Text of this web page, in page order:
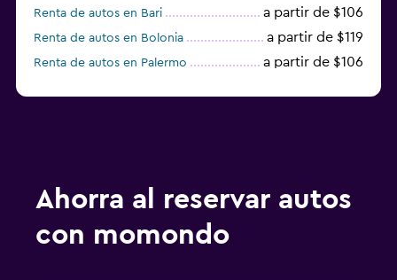
Renta de autos en Bari a partir de $106
Renta de autos en Bolonia a partir de $119
Renta de autos en Palermo a partir de $106
Renta de autos en Turín
Renta de autos en Olbia a partir de $524
Renta de autos en Lucca
Ahorra al reservar autos
con momondo